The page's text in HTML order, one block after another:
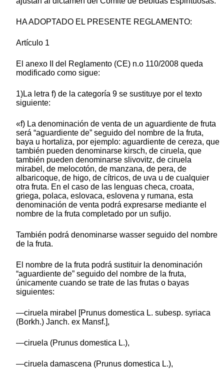
HA ADOPTADO EL PRESENTE REGLAMENTO:
Artículo 1
El anexo II del Reglamento (CE) n.o 110/2008 queda
modificado como sigue:
1)La letra f) de la categoría 9 se sustituye por el texto
siguiente:
«f) La denominación de venta de un aguardiente de fruta
será “aguardiente de” seguido del nombre de la fruta,
baya u hortaliza, por ejemplo: aguardiente de cereza, que
también pueden denominarse kirsch, de ciruela, que
también pueden denominarse slivovitz, de ciruela
mirabel, de melocotón, de manzana, de pera, de
albaricoque, de higo, de cítricos, de uva u de cualquier
otra fruta. En el caso de las lenguas checa, croata,
griega, polaca, eslovaca, eslovena y rumana, esta
denominación de venta podrá expresarse mediante el
nombre de la fruta completado por un sufijo.
También podrá denominarse wasser seguido del nombre
de la fruta.
El nombre de la fruta podrá sustituir la denominación
“aguardiente de” seguido del nombre de la fruta,
únicamente cuando se trate de las frutas o bayas
siguientes:
—ciruela mirabel [Prunus domestica L. subesp. syriaca
(Borkh.) Janch. ex Mansf.],
—ciruela (Prunus domestica L.),
—ciruela damascena (Prunus domestica L.),